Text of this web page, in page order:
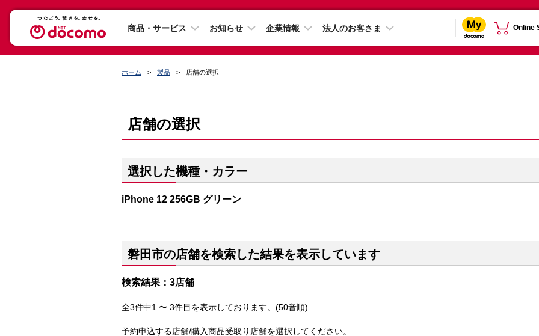
商品・サービス お知らせ 企業情報 法人のお客さま Online
ホーム 製品 店舗の選択
店舗の選択
選択した機種・カラー
iPhone 12 256GB グリーン
磐田市の店舗を検索した結果を表示しています
検索結果：3店舗
全3件中1 〜 3件目を表示しております。(50音順)
予約申込する店舗/購入商品受取り店舗を選択してください。